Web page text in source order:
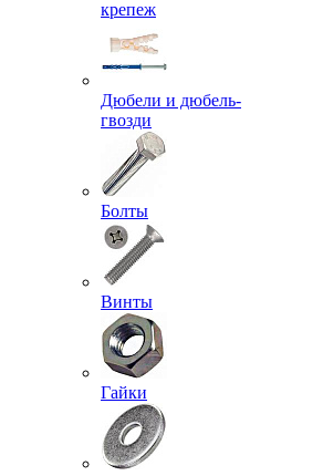
крепеж
Дюбели и дюбель-
гвозди
Болты
Винты
Гайки